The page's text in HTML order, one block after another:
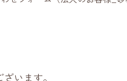
います。